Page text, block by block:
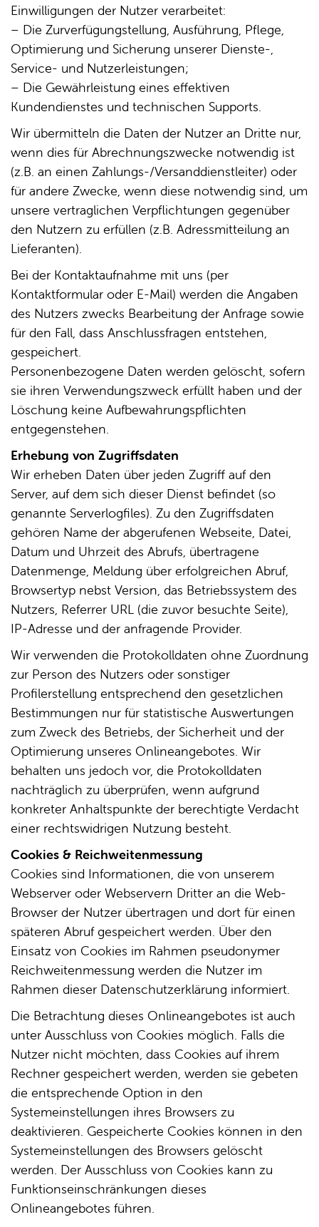
Einwilligungen der Nutzer verarbeitet:
– Die Zurverfügungstellung, Ausführung, Pflege,
Optimierung und Sicherung unserer Dienste-,
Service- und Nutzerleistungen;
– Die Gewährleistung eines effektiven
Kundendienstes und technischen Supports.
Wir übermitteln die Daten der Nutzer an Dritte nur,
wenn dies für Abrechnungszwecke notwendig ist
(z.B. an einen Zahlungs-/Versanddienstleiter) oder
für andere Zwecke, wenn diese notwendig sind, um
unsere vertraglichen Verpflichtungen gegenüber
den Nutzern zu erfüllen (z.B. Adressmitteilung an
Lieferanten).
Bei der Kontaktaufnahme mit uns (per
Kontaktformular oder E-Mail) werden die Angaben
des Nutzers zwecks Bearbeitung der Anfrage sowie
für den Fall, dass Anschlussfragen entstehen,
gespeichert.
Personenbezogene Daten werden gelöscht, sofern
sie ihren Verwendungszweck erfüllt haben und der
Löschung keine Aufbewahrungspflichten
entgegenstehen.
Erhebung von Zugriffsdaten
Wir erheben Daten über jeden Zugriff auf den
Server, auf dem sich dieser Dienst befindet (so
genannte Serverlogfiles). Zu den Zugriffsdaten
gehören Name der abgerufenen Webseite, Datei,
Datum und Uhrzeit des Abrufs, übertragene
Datenmenge, Meldung über erfolgreichen Abruf,
Browsertyp nebst Version, das Betriebssystem des
Nutzers, Referrer URL (die zuvor besuchte Seite),
IP-Adresse und der anfragende Provider.
Wir verwenden die Protokolldaten ohne Zuordnung
zur Person des Nutzers oder sonstiger
Profilerstellung entsprechend den gesetzlichen
Bestimmungen nur für statistische Auswertungen
zum Zweck des Betriebs, der Sicherheit und der
Optimierung unseres Onlineangebotes. Wir
behalten uns jedoch vor, die Protokolldaten
nachträglich zu überprüfen, wenn aufgrund
konkreter Anhaltspunkte der berechtigte Verdacht
einer rechtswidrigen Nutzung besteht.
Cookies & Reichweitenmessung
Cookies sind Informationen, die von unserem
Webserver oder Webservern Dritter an die Web-
Browser der Nutzer übertragen und dort für einen
späteren Abruf gespeichert werden. Über den
Einsatz von Cookies im Rahmen pseudonymer
Reichweitenmessung werden die Nutzer im
Rahmen dieser Datenschutzerklärung informiert.
Die Betrachtung dieses Onlineangebotes ist auch
unter Ausschluss von Cookies möglich. Falls die
Nutzer nicht möchten, dass Cookies auf ihrem
Rechner gespeichert werden, werden sie gebeten
die entsprechende Option in den
Systemeinstellungen ihres Browsers zu
deaktivieren. Gespeicherte Cookies können in den
Systemeinstellungen des Browsers gelöscht
werden. Der Ausschluss von Cookies kann zu
Funktionseinschränkungen dieses
Onlineangebotes führen.